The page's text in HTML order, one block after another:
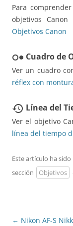
Para
objetivos
Objetivos Canon
hdr_weak Cuadro de
Ver un cuadro
réflex con
restore Línea del
Ver el objetivo
línea del tiempo
Este artículo ha
sección
Objetivos
Navegación
← Nikon AF-S